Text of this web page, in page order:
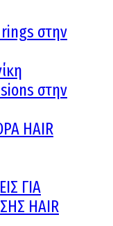
στην
στην
HAIR
ΓΙΑ
HAIR